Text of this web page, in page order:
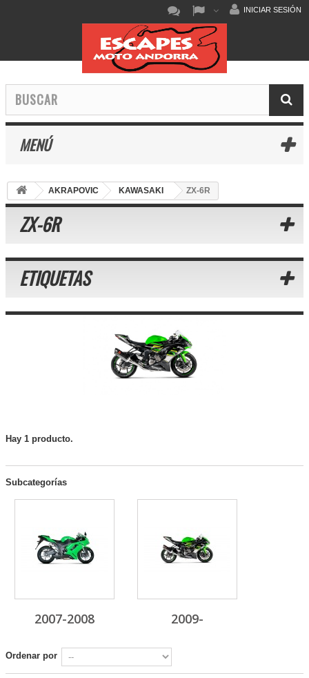
INICIAR SESIÓN
MENÚ
AKRAPOVIC KAWASAKI ZX-6R
ZX-6R
ETIQUETAS
Hay 1 producto.
Subcategorías
2007-2008 2009-
Ordenar por